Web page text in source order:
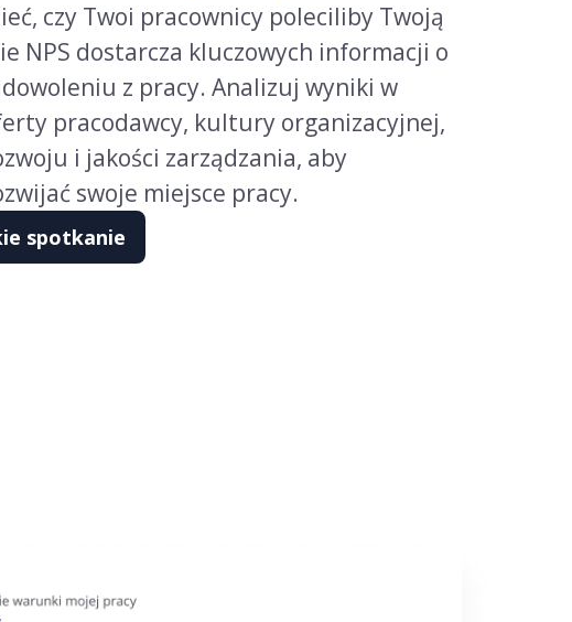
czy Twoi pracownicy poleciliby Twoją
NPS dostarcza kluczowych informacji o
z pracy. Analizuj wyniki w
pracodawcy, kultury organizacyjnej,
i jakości zarządzania, aby
swoje miejsce pracy.
spotkanie